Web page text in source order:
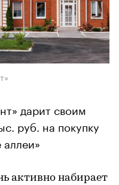
дарит своим
руб. на покупку
активно набирает